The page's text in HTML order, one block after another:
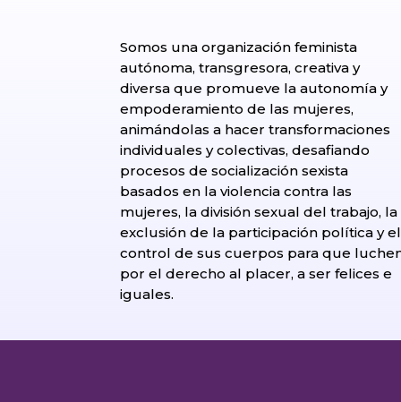
Somos una organización feminista
autónoma, transgresora, creativa y
diversa que promueve la autonomía y
empoderamiento de las mujeres,
animándolas a hacer transformaciones
individuales y colectivas, desafiando
procesos de socialización sexista
basados en la violencia contra las
mujeres, la división sexual del trabajo, la
exclusión de la participación política y el
control de sus cuerpos para que
por el derecho al placer, a ser felices e
iguales.